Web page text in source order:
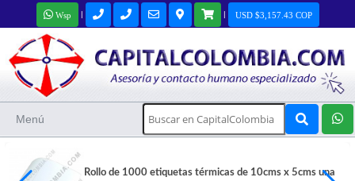
Wsp | | USD $3,157.43 COP
Menú
Rollo de 1000 etiquetas térmicas de 10cms x 5cms una